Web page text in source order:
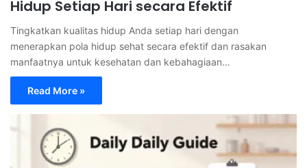
Hidup Setiap Hari secara Efektif
Tingkatkan kualitas hidup Anda setiap hari dengan
menerapkan pola hidup sehat secara efektif dan rasakan
manfaatnya untuk kesehatan dan kebahagiaan…
Read More »